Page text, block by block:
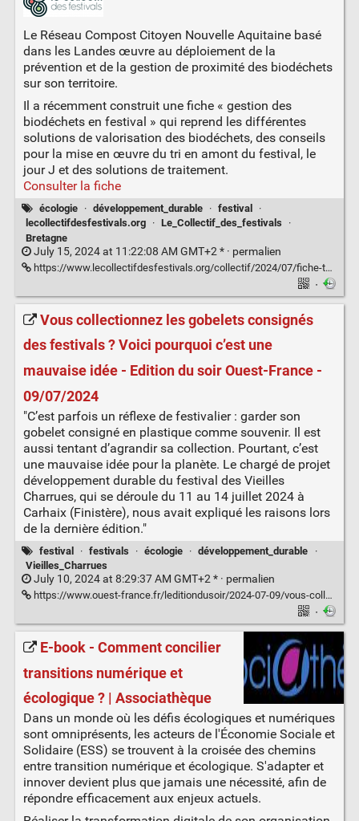
Le Réseau Compost Citoyen Nouvelle Aquitaine basé
dans les Landes œuvre au déploiement de la
prévention et de la gestion de proximité des biodéchets
sur son territoire.
Il a récemment construit une fiche « gestion des
biodéchets en festival » qui reprend les différentes
solutions de valorisation des biodéchets, des conseils
pour la mise en œuvre du tri en amont du festival, le
jour J et des solutions de traitement.
Consulter la fiche
écologie · développement_durable · festival
·
lecollectifdesfestivals.org
· Le_Collectif_des_festivals
·
Bretagne
July 15, 2024 at 11:22:08 AM GMT+2 * · permalien
https://www.lecollectifdesfestivals.org/collectif/2024/07/fiche-technique-biodechets/
·
Vous collectionnez les gobelets consignés
des festivals ? Voici pourquoi c’est une
mauvaise idée - Edition du soir Ouest-France -
09/07/2024
"C’est parfois un réflexe de festivalier : garder son
gobelet consigné en plastique comme souvenir. Il est
aussi tentant d’agrandir sa collection. Pourtant, c’est
une mauvaise idée pour la planète. Le chargé de projet
développement durable du festival des Vieilles
Charrues, qui se déroule du 11 au 14 juillet 2024 à
Carhaix (Finistère), nous avait expliqué les raisons lors
de la dernière édition."
festival · festivals · écologie · développement_durable
·
Vieilles_Charrues
July 10, 2024 at 8:29:37 AM GMT+2 * · permalien
https://www.ouest-france.fr/leditiondusoir/2024-07-09/vous-collectionnez-les-gobelets-consignes-des-festivals-voici-pourquoi-c-est-une-mauvaise-idee-2202fd73-fa6e-4843-9f8b-d49a01d04671
·
E-book - Comment concilier
transitions numérique et
écologique ? | Associathèque
Dans un monde où les défis écologiques et numériques
sont omniprésents, les acteurs de l'Économie Sociale et
Solidaire (ESS) se trouvent à la croisée des chemins
entre transition numérique et écologique. S'adapter et
innover devient plus que jamais une nécessité, afin de
répondre efficacement aux enjeux actuels.